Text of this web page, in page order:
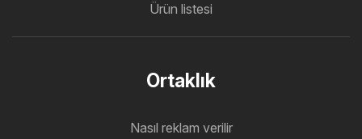
Ürün listesi
Ortaklık
Nasıl reklam verilir